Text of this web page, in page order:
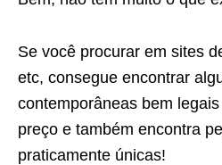
Se você procurar em sites
etc, consegue encontrar
contemporâneas bem
preço e também encontra
praticamente únicas!